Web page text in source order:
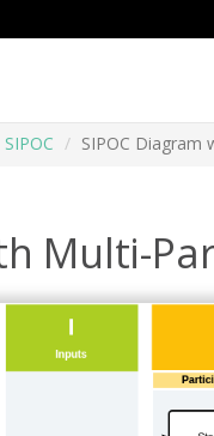
SIPOC Diagram
Multi-